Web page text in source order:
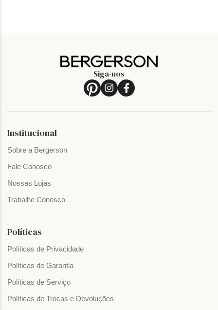
Siga-nos
Institucional
Sobre a Bergerson
Fale Conosco
Nossas Lojas
Trabalhe Conosco
Políticas
Políticas de Privacidade
Políticas de Garantia
Políticas de Serviço
Políticas de Trocas e Devoluções